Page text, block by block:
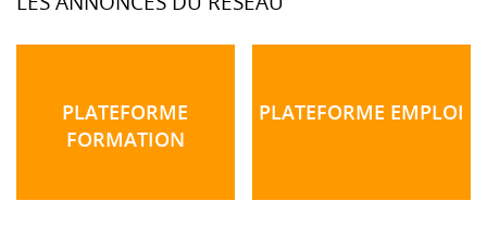
PLATEFORME
FORMATION
PLATEFORME EMPLOI